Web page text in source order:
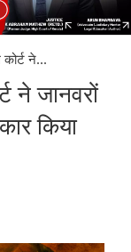
ने...
ने जानवरों
किया